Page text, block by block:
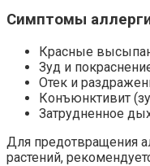
Симптомы
Красные
Зуд и
Отек и
Конъюнктивит
Затрудненное
Для предотвращения
растений,